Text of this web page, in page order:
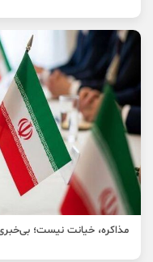
مذاکره، خیانت نیست؛